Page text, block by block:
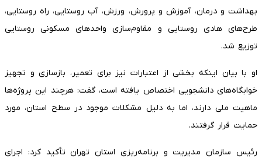
بهداشت و درمان، آموزش و پرورش، ورزش، آب روستایی، راه روستایی،
طرح‌های هادی روستایی و مقاوم‌سازی واحدهای مسکونی روستایی
توزیع شد.
او با بیان اینکه بخشی از اعتبارات نیز برای تعمیر، بازسازی و تجهیز
خوابگاه‌های دانشجویی اختصاص یافته است، گفت: هرچند این پروژه‌ها
ماهیت ملی دارند، اما به دلیل مشکلات موجود در سطح استان، مورد
حمایت قرار گرفتند.
رئیس سازمان مدیریت و برنامه‌ریزی استان تهران تأکید کرد: اجرای